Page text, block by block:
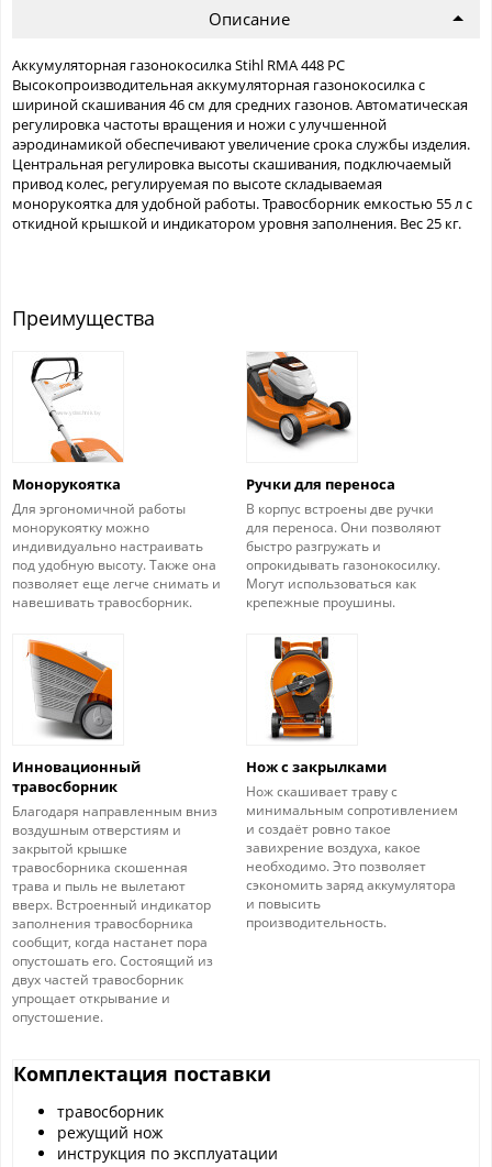
Описание
Аккумуляторная газонокосилка Stihl RMA 448 PC
Высокопроизводительная аккумуляторная газонокосилка с
шириной скашивания 46 см для средних газонов. Автоматическая
регулировка частоты вращения и ножи с улучшенной
аэродинамикой обеспечивают увеличение срока службы изделия.
Центральная регулировка высоты скашивания, подключаемый
привод колес, регулируемая по высоте складываемая
монорукоятка для удобной работы. Травосборник емкостью 55 л с
откидной крышкой и индикатором уровня заполнения. Вес 25 кг.
Преимущества
Монорукоятка
Для эргономичной работы
монорукоятку можно
индивидуально настраивать
под удобную высоту. Также она
позволяет еще легче снимать и
навешивать травосборник.
Ручки для переноса
В корпус встроены две ручки
для переноса. Они позволяют
быстро разгружать и
опрокидывать газонокосилку.
Могут использоваться как
крепежные проушины.
Инновационный
травосборник
Благодаря направленным вниз
воздушным отверстиям и
закрытой крышке
травосборника скошенная
трава и пыль не вылетают
вверх. Встроенный индикатор
заполнения травосборника
сообщит, когда настанет пора
опустошать его. Состоящий из
двух частей травосборник
упрощает открывание и
опустошение.
Нож с закрылками
Нож скашивает траву с
минимальным сопротивлением
и создаёт ровно такое
завихрение воздуха, какое
необходимо. Это позволяет
сэкономить заряд аккумулятора
и повысить
производительность.
Комплектация поставки
травосборник
режущий нож
инструкция по эксплуатации